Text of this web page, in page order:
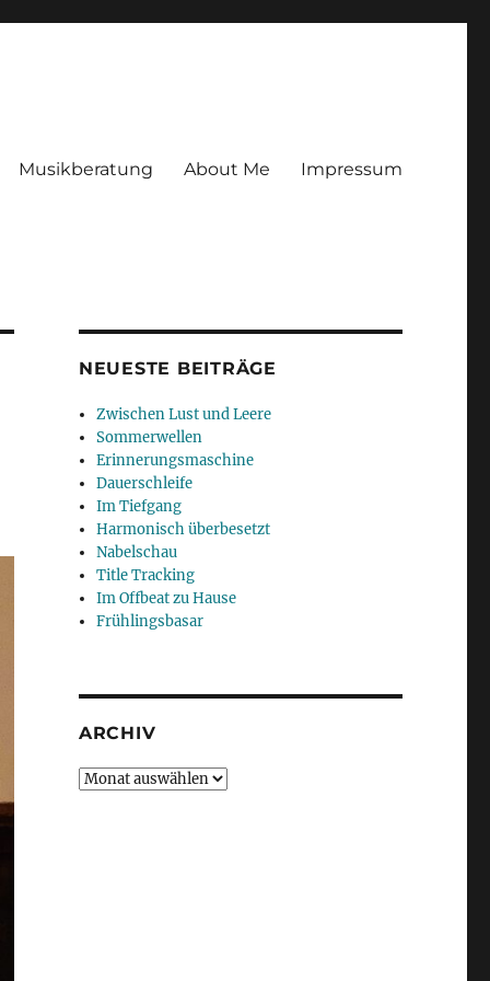
Musikberatung About Me Impressum
NEUESTE BEITRÄGE
Zwischen Lust und Leere
Sommerwellen
Erinnerungsmaschine
Dauerschleife
Im Tiefgang
Harmonisch überbesetzt
Nabelschau
Title Tracking
Im Offbeat zu Hause
Frühlingsbasar
ARCHIV
Archiv